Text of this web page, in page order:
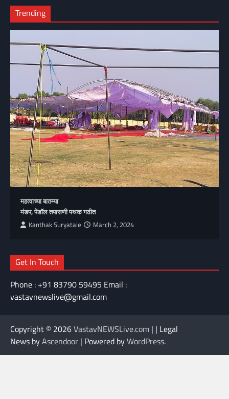
Trending
महत्वाच्या बातम्या
मंडप, पेंडॉल तपासणी पथक गठीत
Kanthak Suryatale March 2, 2024
Get In Touch
Phone : +91 83790 59495 Email :
vastavnewslive@gmail.com
Copyright © 2026VastavNEWSLive.com | | Legal
News byAscendoor | Powered byWordPress.